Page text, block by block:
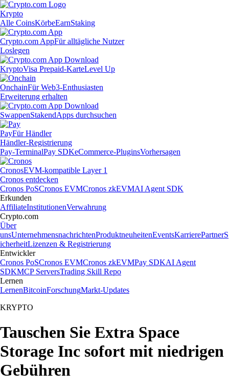
Krypto
Alle CoinsKörbeEarnStaking
Crypto.com AppFür alltägliche Nutzer
Loslegen
KryptoVisa Prepaid-KarteLevel Up
OnchainFür Web3-Enthusiasten
Erweiterung erhalten
SwappenStakendApps durchsuchen
PayFür Händler
Händler-Registrierung
Pay-TerminalPay SDKeCommerce-PluginsVorhersagen
CronosEVM-kompatible Layer 1
Cronos entdecken
Cronos PoSCronos EVMCronos zkEVMAI Agent SDK
Erkunden
AffiliateInstitutionenVerwahrung
Crypto.com
Über
unsUnternehmensnachrichtenProduktneuheitenEventsKarrierePartnerS
icherheitLizenzen & Registrierung
Entwickler
Cronos PoSCronos EVMCronos zkEVMPay SDKAI Agent
SDKMCP ServersTrading Skill Repo
Lernen
LernenBitcoinForschungMarkt-Updates
KRYPTO
Tauschen Sie Extra Space
Storage Inc sofort mit niedrigen
Gebühren